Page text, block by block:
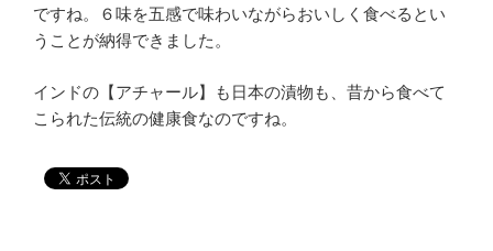
ですね。６味を五感で味わいながらおいしく食べるとい
うことが納得できました。
インドの【アチャール】も日本の漬物も、昔から食べて
こられた伝統の健康食なのですね。